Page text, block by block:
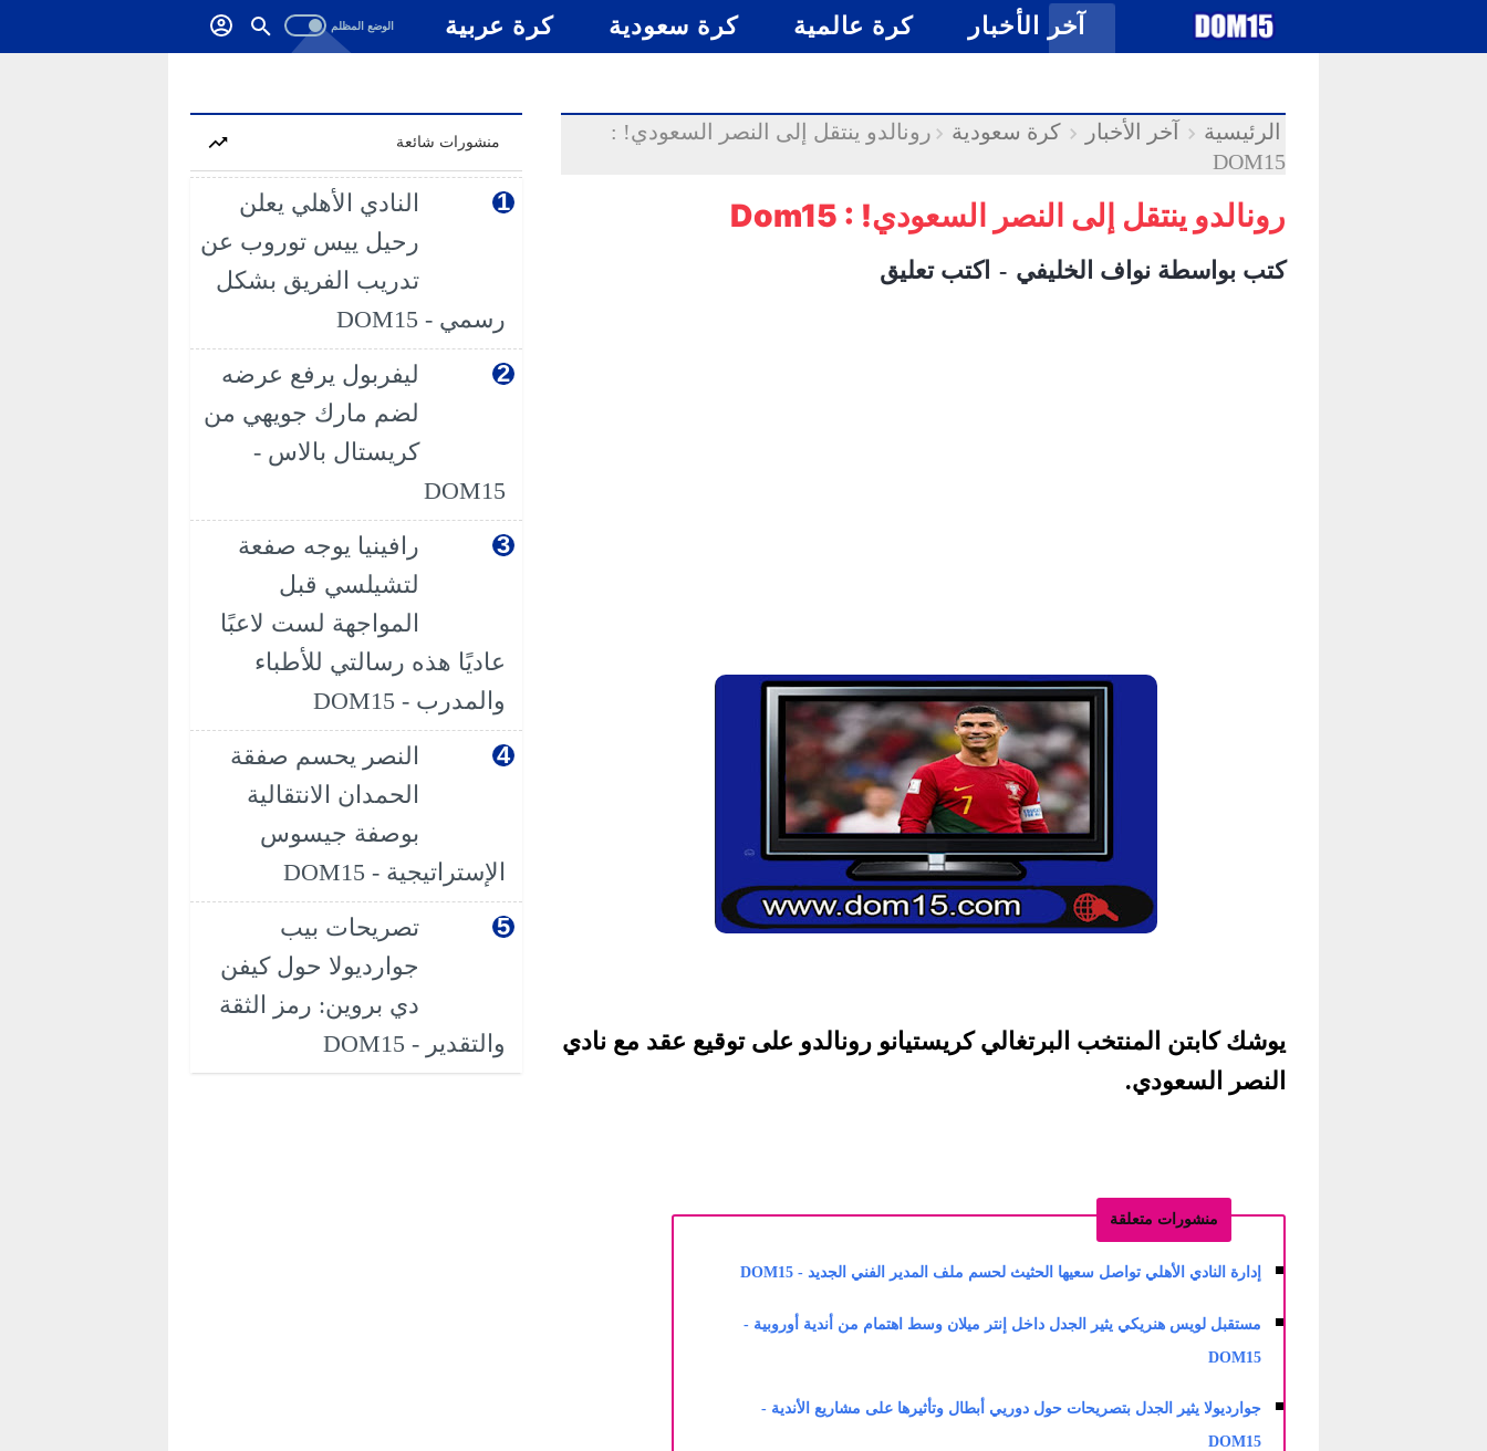
آخر الأخبار كرة عالمية كرة سعودية كرة عربية
الرئيسية آخر الأخبار كرة سعودية
رونالدو ينتقل إلى النصر السعودي! :
DOM15
رونالدو ينتقل إلى النصر السعودي! : Dom15
كتب بواسطة نواف الخليفي اكتب تعليق
يوشك كابتن المنتخب البرتغالي كريستيانو رونالدو على توقيع عقد مع نادي
النصر السعودي.
منشورات متعلقة
إدارة النادي الأهلي تواصل سعيها الحثيث لحسم ملف المدير الفني الجديد - DOM15
مستقبل لويس هنريكي يثير الجدل داخل إنتر ميلان وسط اهتمام من أندية أوروبية -
DOM15
جوارديولا يثير الجدل بتصريحات حول دوريي أبطال وتأثيرها على مشاريع الأندية -
DOM15
منشورات شائعة
النادي الأهلي يعلن
رحيل ييس توروب عن
تدريب الفريق بشكل
رسمي - DOM15
ليفربول يرفع عرضه
لضم مارك جويهي من
كريستال بالاس -
DOM15
رافينيا يوجه صفعة
لتشيلسي قبل
المواجهة لست لاعبًا
عاديًا هذه رسالتي للأطباء
والمدرب - DOM15
النصر يحسم صفقة
الحمدان الانتقالية
بوصفة جيسوس
الإستراتيجية - DOM15
تصريحات بيب
جوارديولا حول كيفن
دي بروين: رمز الثقة
والتقدير - DOM15